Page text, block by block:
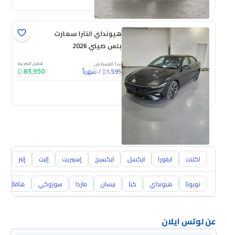
هيونداي النترا سمارت
بلس صيني 2026
يبدأ القسط من
1,595
/شهرياً
شامل الضريبة
83,950
جديدة
اكلات ايفورا ايكسل ايكسيج إسبيريت إليت إليز
تويوتا هيونداي كيا نيسان مازدا سوزوكي هافال
عن لوتس ايلان